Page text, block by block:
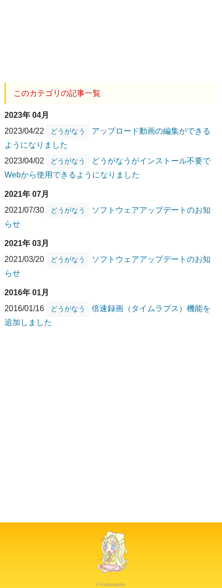
このカテゴリの記事一覧
2023年 04月
2023/04/22
どうがなう
アップロード動画の編集ができる
ようになりました
2023/04/02
どうがなう
どうがなうがインストール不要で
Webから使用できるようになりました
2021年 07月
2021/07/30
どうがなう
ソフトウェアアップデートのお知
らせ
2021年 03月
2021/03/20
どうがなう
ソフトウェアアップデートのお知
らせ
2016年 01月
2016/01/16
どうがなう
倍速録画（タイムラプス）機能を
追加しました
© Kukusama.